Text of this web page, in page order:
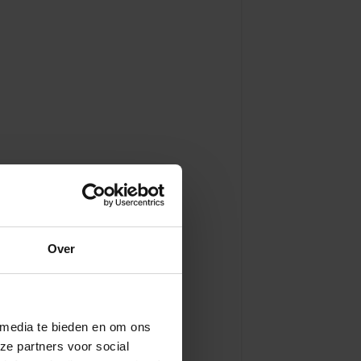
Over
te bieden en om ons
partners voor social